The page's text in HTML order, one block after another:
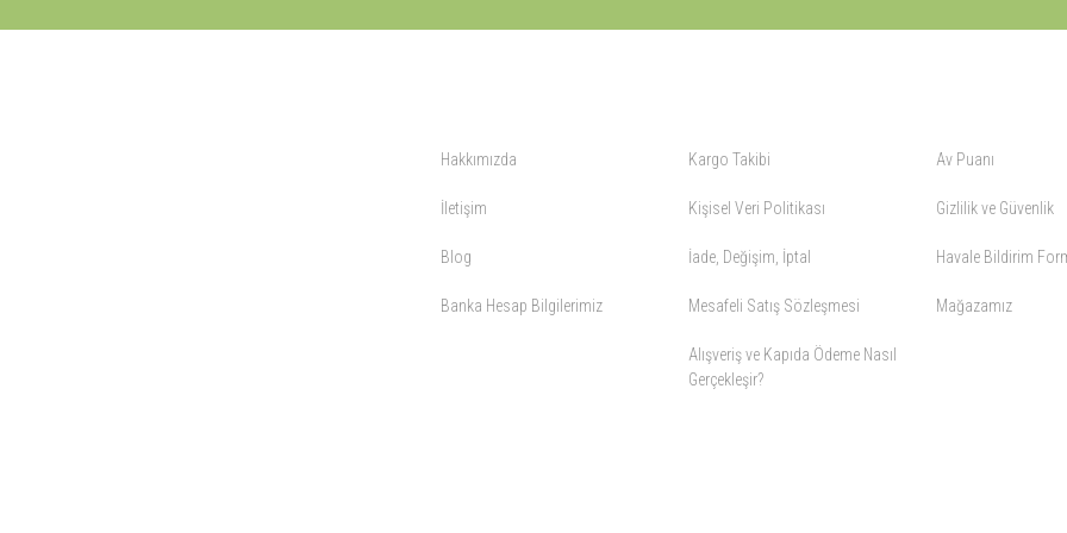
Hakkımızda
İletişim
Blog
Banka Hesap Bilgilerimiz
Kargo Takibi
Kişisel Veri Politikası
İade, Değişim, İptal
Mesafeli Satış Sözleşmesi
Alışveriş ve Kapıda Ödeme Nasıl
Gerçekleşir?
Av Puanı
Gizlilik ve Güvenlik
Havale Bildirim
Mağazamız